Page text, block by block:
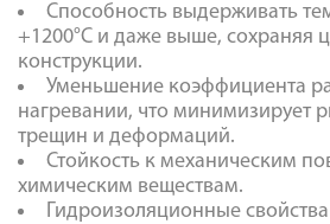
Способность выдерживать
+1200°С и даже выше, сохраняя
конструкции.
Уменьшение коэффициента
нагревании, что минимизирует
трещин и деформаций.
Стойкость к механическим
химическим веществам.
Гидроизоляционные